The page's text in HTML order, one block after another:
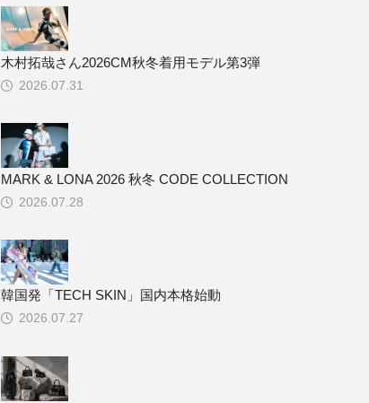
2026.07.31
木村拓哉さん2026CM秋冬着用モデル第3弾
2026.07.28
MARK & LONA 2026 秋冬 CODE COLLECTION
2026.07.27
韓国発「TECH SKIN」国内本格始動